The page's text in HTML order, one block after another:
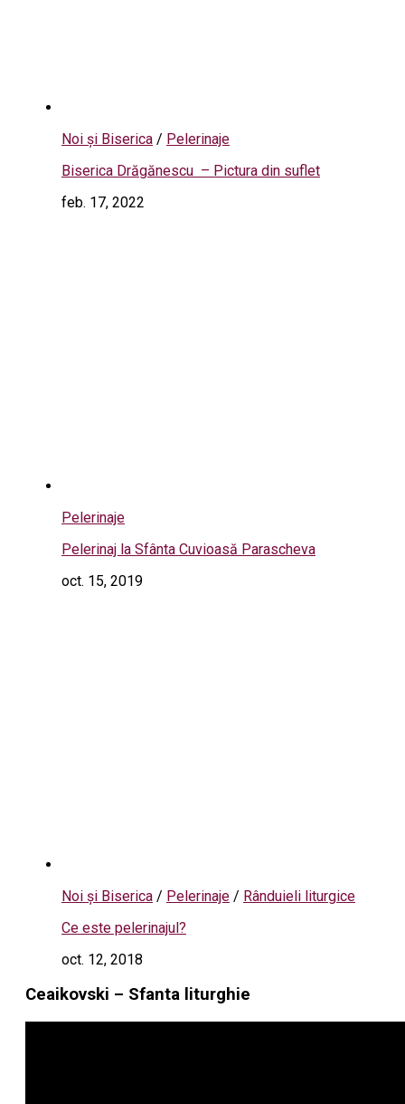
Noi și Biserica / Pelerinaje
Biserica Drăgănescu – Pictura din suflet
feb. 17, 2022
Pelerinaje
Pelerinaj la Sfânta Cuvioasă Parascheva
oct. 15, 2019
Noi și Biserica / Pelerinaje / Rânduieli liturgice
Ce este pelerinajul?
oct. 12, 2018
Ceaikovski – Sfanta liturghie